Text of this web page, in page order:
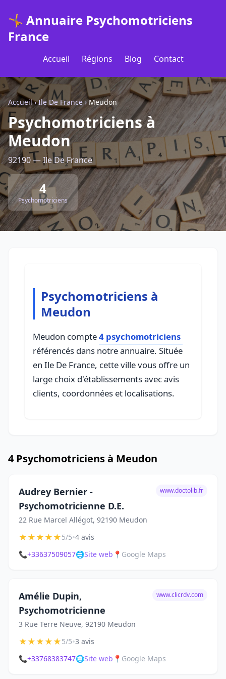
🤸 Annuaire Psychomotriciens
France
Accueil Régions Blog Contact
Accueil›Ile De France›Meudon
Psychomotriciens à
Meudon
92190 — Ile De France
4
Psychomotriciens
Psychomotriciens à
Meudon
Meudon compte4 psychomotriciens
référencés dans notre annuaire. Située
en Ile De France, cette ville vous offre un
large choix d'établissements avec avis
clients, coordonnées et localisations.
4 Psychomotriciens à Meudon
Audrey Bernier -
Psychomotricienne D.E.
22 Rue Marcel Allégot, 92190 Meudon
www.doctolib.fr
★★★★★5/5•4 avis
📞+33637509057🌐Site web 📍 Google Maps
Amélie Dupin,
Psychomotricienne
3 Rue Terre Neuve, 92190 Meudon
www.clicrdv.com
★★★★★5/5•3 avis
📞+33768383747🌐Site web 📍 Google Maps